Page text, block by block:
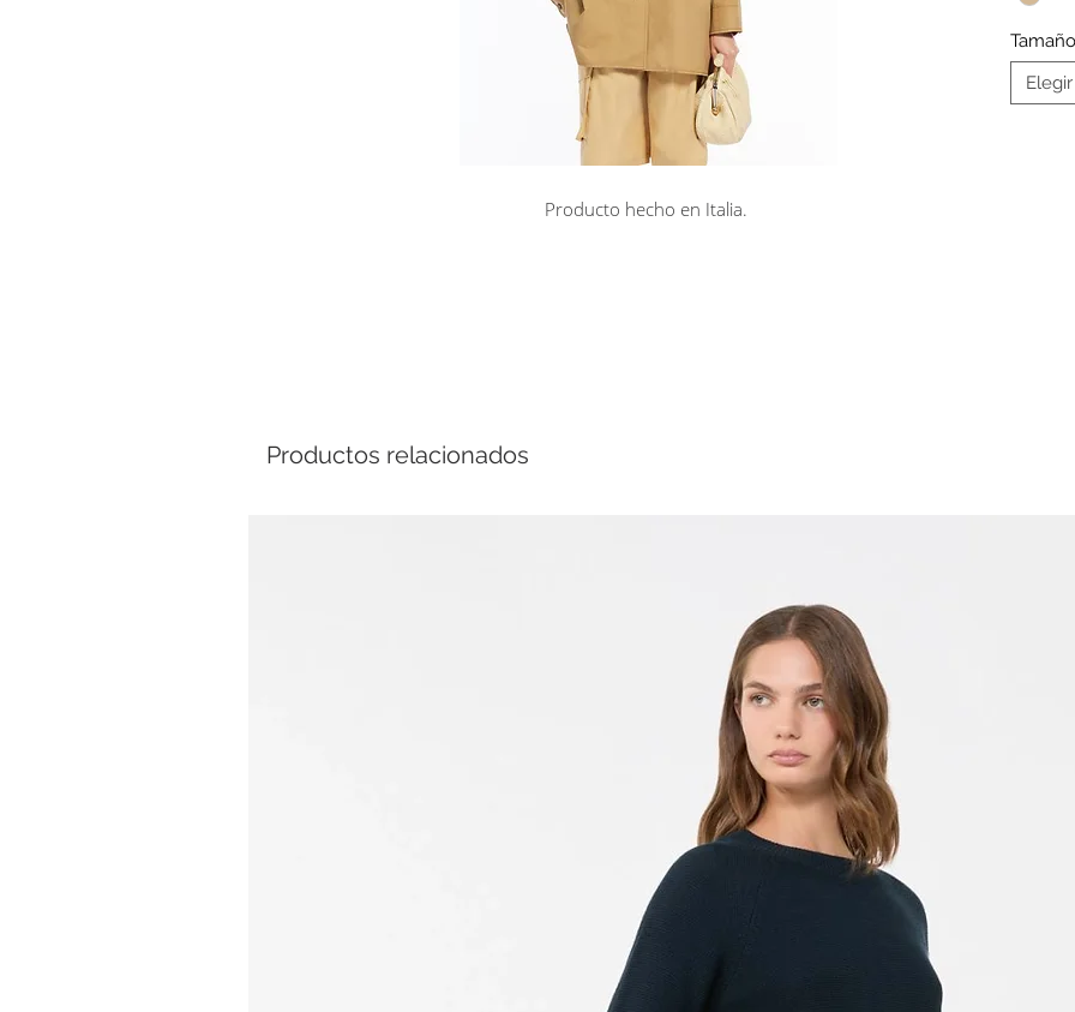
juego
Tamaño
Elegir
Producto hecho en Italia.
Productos relacionados